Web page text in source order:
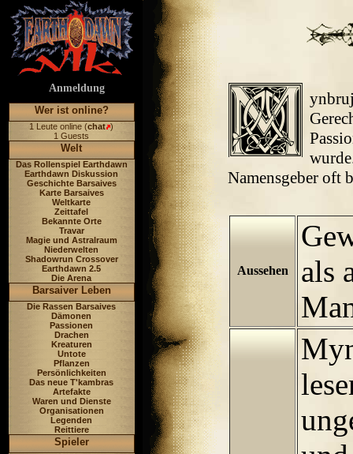
Anmeldung
Wer ist online?
1 Leute online (chat )
1 Guests
Welt
Das Rollenspiel Earthdawn
Earthdawn Diskussion
Geschichte Barsaives
Karte Barsaives
Weltkarte
Zeittafel
Bekannte Orte
Travar
Magie und Astralraum
Niederwelten
Shadowrun Crossover
Earthdawn 2.5
Die Arena
Barsaiver Leben
Die Rassen Barsaives
Dämonen
Passionen
Drachen
Kreaturen
Untote
Pflanzen
Persönlichkeiten
Das neue T'kambras
Artefakte
Waren und Dienste
Organisationen
Legenden
Reittiere
Spieler
Namensgeber oft
Aussehen
als